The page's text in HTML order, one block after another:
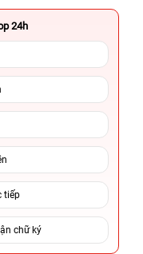
24h
tiếp
chữ ký